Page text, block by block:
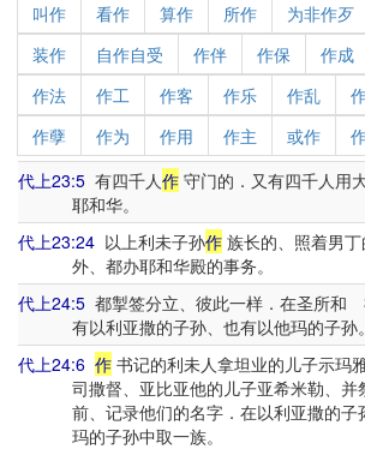
叫作
看作 算作 所作 为非作歹
装作
自作自受 作伴 作保 作成
作法
作工 作客 作乐 作乱
作孽
作为 作用 作主 或作
代上23:5 有四千人作 守门的．又有四千人用
耶和华。
代上23:24 以上利未子孙作 族长的、照着男
外、都办耶和华殿的事务。
代上24:5 都掣签分立、彼此一样．在圣所和
有以利亚撒的子孙、也有以他玛的子孙。
代上24:6 作 书记的利未人拿坦业的儿子示玛
司撒督、亚比亚他的儿子亚希米勒、
前、记录他们的名字．在以利亚撒的
玛的子孙中取一族。